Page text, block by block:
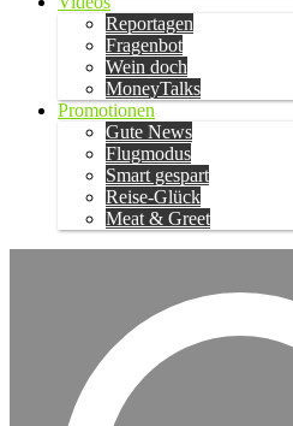
Reportagen
Fragenbot
Wein doch
MoneyTalks
Promotionen
Gute News
Flugmodus
Smart gespart
Reise-Glück
Meat & Greet